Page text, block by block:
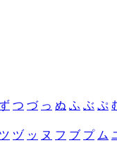
つ づ っ ぬ ふ ぶ ぷ
ツ ヅ ッ ヌ フ ブ プ ム